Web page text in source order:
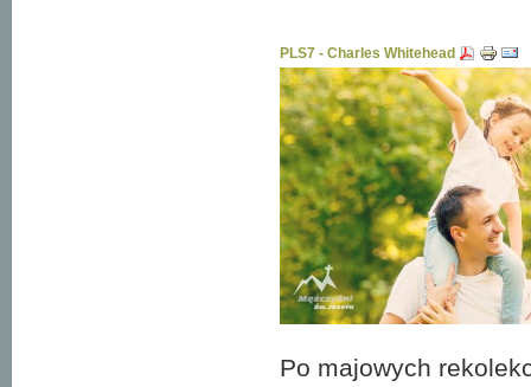
PLS7 - Charles Whitehead
Po majowych